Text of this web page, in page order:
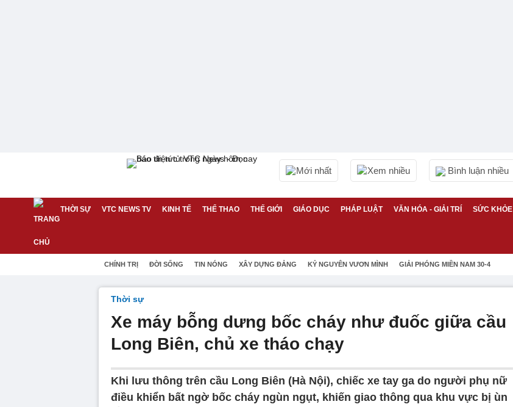
Mới nhất Xem nhiều Bình luận nhiều
THỜI SỰ VTC NEWS TV KINH TẾ THỂ THAO THẾ GIỚI GIÁO DỤC PHÁP LUẬT VĂN HÓA - GIẢI TRÍ SỨC KHỎE
CHÍNH TRỊ ĐỜI SỐNG TIN NÓNG XÂY DỰNG ĐẢNG KỶ NGUYÊN VƯƠN MÌNH GIẢI PHÓNG MIỀN NAM 30-4
Thời sự
Xe máy bỗng dưng bốc cháy như đuốc giữa cầu
Long Biên, chủ xe tháo chạy
Khi lưu thông trên cầu Long Biên (Hà Nội), chiếc xe tay ga do người phụ nữ
điều khiển bất ngờ bốc cháy ngùn ngụt, khiến giao thông qua khu vực bị ùn